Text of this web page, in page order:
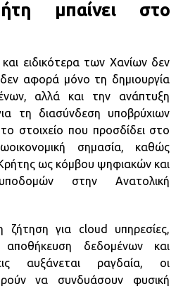
μπαίνει στο
ειδικότερα των Χανίων δεν
δεν αφορά μόνο τη δημιουργία
αλλά και την ανάπτυξη
τη διασύνδεση υποβρύχιων
στοιχείο που προσδίδει στο
σημασία, καθώς
ως κόμβου ψηφιακών και
υποδομών στην Ανατολική
για cloud υπηρεσίες,
αποθήκευση δεδομένων και
αυξάνεται ραγδαία, οι
να συνδυάσουν φυσική